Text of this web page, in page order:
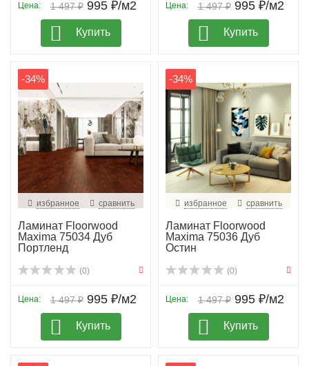
1 497 ₽
Цена: 995 ₽/м2
Купить
1 497 ₽
Цена: 995 ₽/м2
Купить
-34%
избранное сравнить
Ламинат Floorwood
Maxima 75034 Дуб
Портленд
(0)
1 497 ₽
Цена: 995 ₽/м2
Купить
-34%
избранное сравнить
Ламинат Floorwood
Maxima 75036 Дуб
Остин
(0)
1 497 ₽
Цена: 995 ₽/м2
Купить